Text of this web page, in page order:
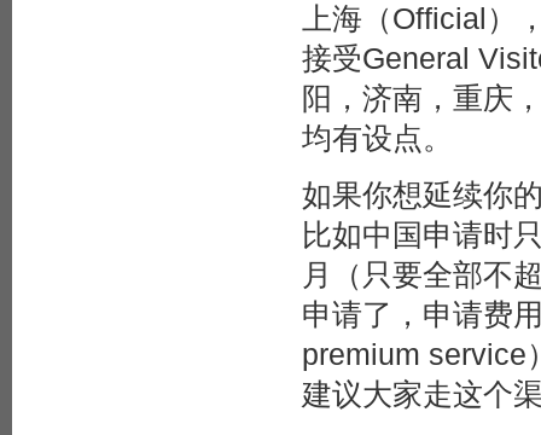
上海（Official）
接受General
阳，济南，重庆
均有设点。
如果你想延续你
比如中国申请时
月（只要全部不
申请了，申请费
premium service
建议大家走这个